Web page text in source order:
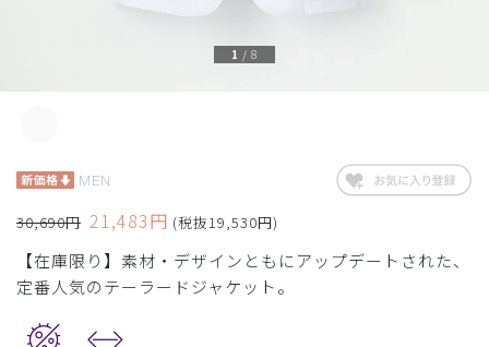
1 / 8
MEN
30,690円 21,483円 (税抜19,530円)
【在庫限り】素材・デザインともにアップデートされた、
定番人気のテーラードジャケット。